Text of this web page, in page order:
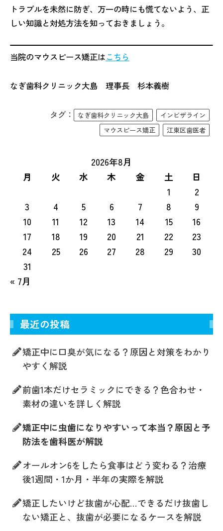
トラブルを未然に防ぎ、万一の時にも慌てないよう、正
しい知識と対処方法を知っておきましょう。
当院のマウスピース矯正はこちら
なぎ歯科クリニック大島 理事長 杉本義樹
タグ： なぎ歯科クリニック大島
インビザライン
マウスピース矯正
江東区歯医者
2026年8月
月
火 水 木 金 土
日
1
2
3
4 5 6 7 8
9
10
11 12 13 14 15
16
17
18 19 20 21 22
23
24
25 26 27 28 29
30
31
« 7月
最近の投稿
矯正中に口臭が気になる？原因と対策をわかり
やすく解説
前歯1本だけセラミックにできる？色合わせ・
素材の違いを詳しく解説
矯正中に虫歯になりやすいって本当？原因と予
防法を歯科医が解説
オールオン6をしたら食事はどう変わる？治療
後1週間・1か月・半年の実際を解説
矯正したいけど抜歯が心配…できるだけ抜歯し
ない矯正と、抜歯が必要になるケースを解説